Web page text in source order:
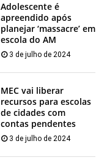
Adolescente é
apreendido após
planejar ‘massacre’ em
escola do AM
3 de julho de 2024
MEC vai liberar
recursos para escolas
de cidades com
contas pendentes
3 de julho de 2024